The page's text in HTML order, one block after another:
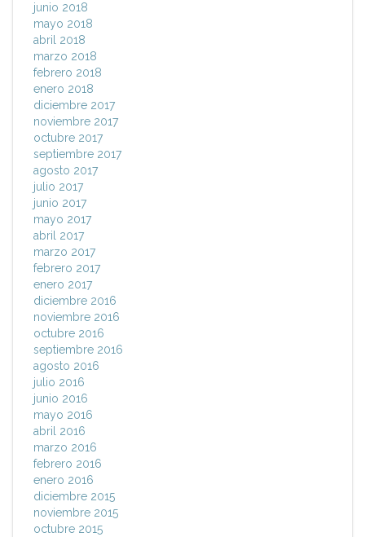
junio 2018
mayo 2018
abril 2018
marzo 2018
febrero 2018
enero 2018
diciembre 2017
noviembre 2017
octubre 2017
septiembre 2017
agosto 2017
julio 2017
junio 2017
mayo 2017
abril 2017
marzo 2017
febrero 2017
enero 2017
diciembre 2016
noviembre 2016
octubre 2016
septiembre 2016
agosto 2016
julio 2016
junio 2016
mayo 2016
abril 2016
marzo 2016
febrero 2016
enero 2016
diciembre 2015
noviembre 2015
octubre 2015